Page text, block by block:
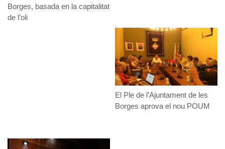
Borges, basada en la capitalitat
de l’oli
El Ple de l’Ajuntament de les
Borges aprova el nou POUM